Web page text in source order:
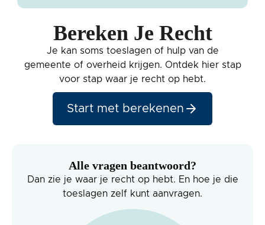
Bereken Je Recht
Je kan soms toeslagen of hulp van de
gemeente of overheid krijgen. Ontdek hier stap
voor stap waar je recht op hebt.
Start met berekenen
Alle vragen beantwoord?
Dan zie je waar je recht op hebt. En hoe je die
toeslagen zelf kunt aanvragen.